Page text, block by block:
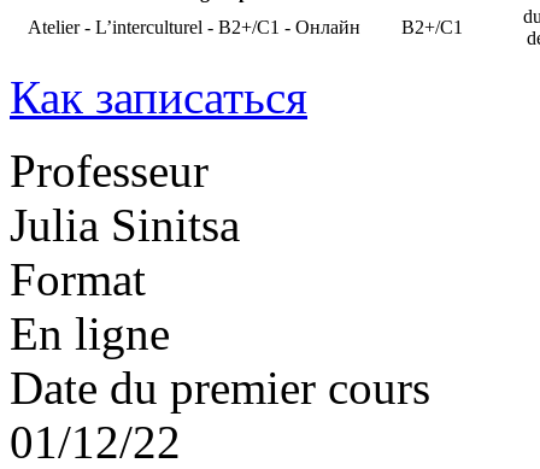
Atelier - L’interculturel - B2+/C1 - Онлайн
B2+/C1
Как записаться
Professeur
Julia Sinitsa
Format
En ligne
Date du premier cours
01/12/22